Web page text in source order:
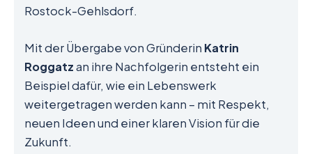
Rostock-Gehlsdorf.
Mit der Übergabe von Gründerin Katrin
Roggatzan ihre Nachfolgerin entsteht ein
Beispiel dafür, wie ein Lebenswerk
weitergetragen werden kann – mit Respekt,
neuen Ideen und einer klaren Vision für die
Zukunft.